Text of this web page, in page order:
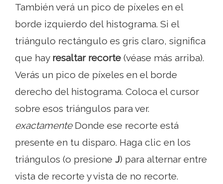
También verá un pico de píxeles en el
borde izquierdo del histograma. Si el
triángulo rectángulo es gris claro, significa
que hay resaltar recorte (véase más arriba).
Verás un pico de píxeles en el borde
derecho del histograma. Coloca el cursor
sobre esos triángulos para ver.
exactamenteDonde ese recorte está
presente en tu disparo. Haga clic en los
triángulos (o presione J) para alternar entre
vista de recorte y vista de no recorte.